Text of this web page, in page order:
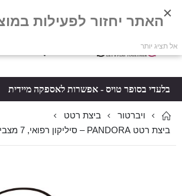
Toggle
בלעדי בסופר טויס - אפשרות לאספקה
ויברטור
ביצת רטט
ביצת רטט PANDORA – סיליקון רפואי, 7 מצבים שקטים
האתר יחזור לפעילות
אל תציג יותר